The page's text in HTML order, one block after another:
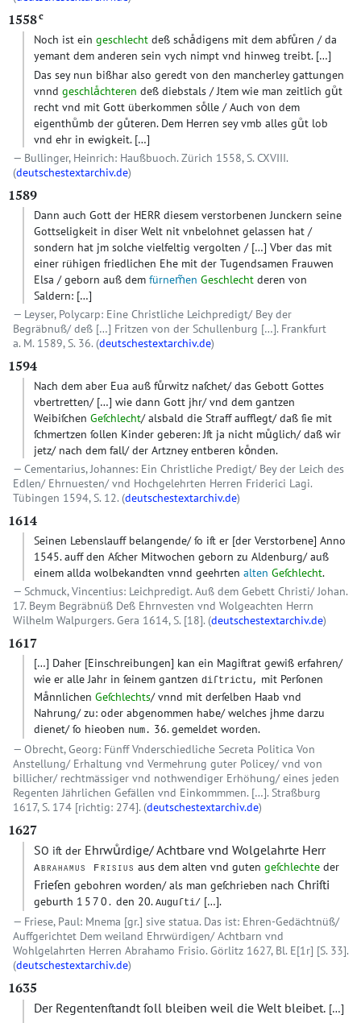
1558c
Noch ist ein geschlecht deß schaͤdigens mit dem abfuͤren / da
yemant dem anderen sein vych nimpt vnd hinweg treibt. […]
Das sey nun bißhar also geredt von den mancherley gattungen
vnnd geschlaͤchteren deß diebstals / Jtem wie man zeitlich guͦt
recht vnd mit Gott überkommen soͤlle / Auch von dem
eigenthuͦmb der guͤteren. Dem Herren sey vmb alles guͦt lob
vnd ehr in ewigkeit. […]
Bullinger, Heinrich: Haußbuoch. Zürich 1558, S. CXVIII.
(deutschestextarchiv.de)
1589
Dann auch Gott der HERR diesem verstorbenen Junckern seine
Gottseligkeit in diser Welt nit vnbelohnet gelassen hat /
sondern hat jm solche vielfeltig vergolten / […] Vber das mit
einer rühigen friedlichen Ehe mit der Tugendsamen Frauwen
Elsa / geborn auß dem fürnem̃en Geschlecht deren von
Saldern: […]
Leyser, Polycarp: Eine Christliche Leichpredigt/ Bey der
Begräbnuß/ deß […] Fritzen von der Schullenburg […]. Frankfurt
a. M. 1589, S. 36. (deutschestextarchiv.de)
1594
Nach dem aber Eua auß fuͤrwitz naſchet/ das Gebott Gottes
vbertretten/ […] wie dann Gott jhr/ vnd dem gantzen
Weibiſchen Geſchlecht/ alsbald die Straff aufflegt/ daß ſie mit
ſchmertzen ſollen Kinder geberen: Jſt ja nicht muͤglich/ daß wir
jetz/ nach dem fall/ der Artzney entberen koͤnden.
Cementarius, Johannes: Ein Christliche Predigt/ Bey der Leich des
Edlen/ Ehrnuesten/ vnd Hochgelehrten Herren Friderici Lagi.
Tübingen 1594, S. 12. (deutschestextarchiv.de)
1614
Seinen Lebenslauff belangende/ ſo iſt er [der Verstorbene] Anno
1545. auff den Aſcher Mitwochen geborn zu Aldenburg/ auß
einem allda wolbekandten vnnd geehrten alten Geſchlecht.
Schmuck, Vincentius: Leichpredigt. Auß dem Gebett Christi/ Johan.
17. Beym Begräbnüß Deß Ehrnvesten vnd Wolgeachten Herrn
Wilhelm Walpurgers. Gera 1614, S. [18]. (deutschestextarchiv.de)
1617
[…] Daher [Einschreibungen] kan ein Magiſtrat gewiß erfahren/
wie er alle Jahr in ſeinem gantzen diſtrictu, mit Perſonen
Maͤnnlichen Geſchlechts/ vnnd mit derſelben Haab vnd
Nahrung/ zu: oder abgenommen habe/ welches jhme darzu
dienet/ ſo hieoben num. 36. gemeldet worden.
Obrecht, Georg: Fünff Vnderschiedliche Secreta Politica Von
Anstellung/ Erhaltung vnd Vermehrung guter Policey/ vnd von
billicher/ rechtmässiger vnd nothwendiger Erhöhung/ eines jeden
Regenten Jährlichen Gefällen vnd Einkommmen. […]. Straßburg
1617, S. 174 [richtig: 274]. (deutschestextarchiv.de)
1627
SO iſt der Ehrwuͤrdige/ Achtbare vnd Wolgelahrte Herr
Abrahamus Frisius aus dem alten vnd guten geſchlechte der
Frieſen gebohren worden/ als man geſchrieben nach Chriſti
geburth 1570. den 20. Auguſti/ […].
Friese, Paul: Mnema [gr.] sive statua. Das ist: Ehren-Gedächtnüß/
Auffgerichtet Dem weiland Ehrwürdigen/ Achtbarn vnd
Wohlgelahrten Herren Abrahamo Frisio. Görlitz 1627, Bl. E[1r] [S. 33].
(deutschestextarchiv.de)
1635
Der Regentenſtandt ſoll bleiben weil die Welt bleibet. […]